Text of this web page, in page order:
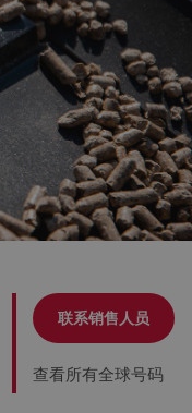
联系销售人员
查看所有全球号码